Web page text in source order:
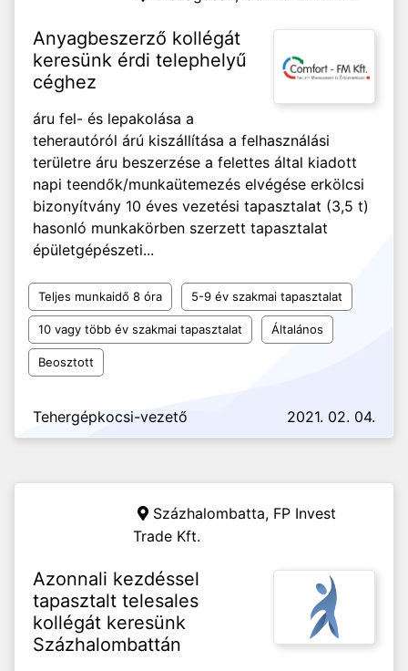
Anyagbeszerző kollégát
keresünk érdi telephelyű
céghez
áru fel- és lepakolása a
teherautóról árú kiszállítása a felhasználási
területre áru beszerzése a felettes által kiadott
napi teendők/munkaütemezés elvégése erkölcsi
bizonyítvány 10 éves vezetési tapasztalat (3,5 t)
hasonló munkakörben szerzett tapasztalat
épületgépészeti...
Teljes munkaidő 8 óra 5-9 év szakmai tapasztalat
10 vagy több év szakmai tapasztalat Általános
Beosztott
Tehergépkocsi-vezető 2021. 02. 04.
Százhalombatta, FP Invest
Trade Kft.
Azonnali kezdéssel
tapasztalt telesales
kollégát keresünk
Százhalombattán